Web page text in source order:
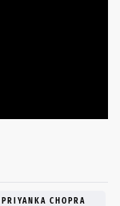
PRIYANKA CHOPRA